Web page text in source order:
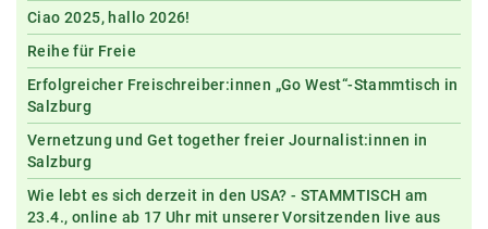
Ciao 2025, hallo 2026!
Reihe für Freie
Erfolgreicher Freischreiber:innen „Go West“-Stammtisch in
Salzburg
Vernetzung und Get together freier Journalist:innen in
Salzburg
Wie lebt es sich derzeit in den USA? - STAMMTISCH am
23.4., online ab 17 Uhr mit unserer Vorsitzenden live aus